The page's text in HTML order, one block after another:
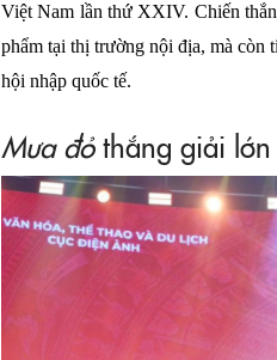
Việt Nam lần thứ XXIV. Chiến
phẩm tại thị trường nội địa, mà còn
hội nhập quốc tế.
Mưa đỏthắng giải lớn